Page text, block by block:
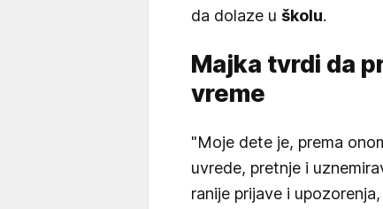
da dolaze u školu.
Majka tvrdi da
vreme
"Moje dete je, prema
uvrede, pretnje i
ranije prijave i